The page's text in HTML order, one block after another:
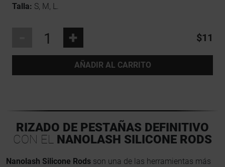
Talla: S, M, L.
+ $11
AÑADIR AL CARRITO
RIZADO DE PESTAÑAS DEFINITIVO
CON EL NANOLASH SILICONE RODS
Nanolash Silicone Rods son una de las herramientas más